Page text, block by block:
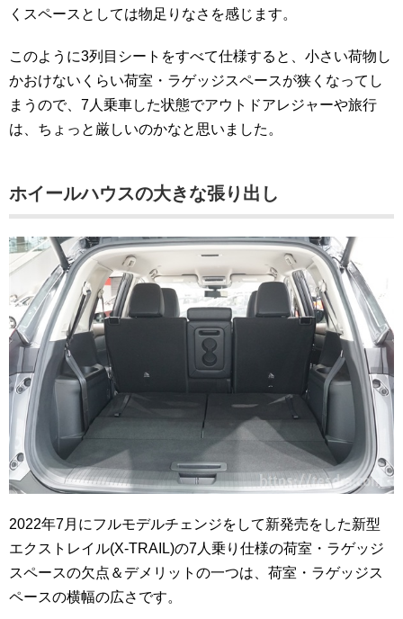
くスペースとしては物足りなさを感じます。
このように3列目シートをすべて仕様すると、小さい荷物し
かおけないくらい荷室・ラゲッジスペースが狭くなってし
まうので、7人乗車した状態でアウトドアレジャーや旅行
は、ちょっと厳しいのかなと思いました。
ホイールハウスの大きな張り出し
2022年7月にフルモデルチェンジをして新発売をした新型
エクストレイル(X-TRAIL)の7人乗り仕様の荷室・ラゲッジ
スペースの欠点＆デメリットの一つは、荷室・ラゲッジス
ペースの横幅の広さです。